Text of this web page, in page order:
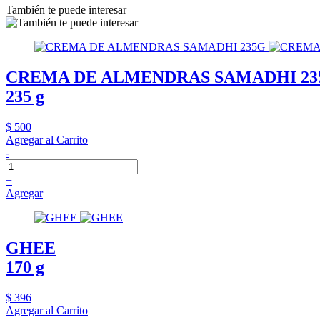
También te puede interesar
CREMA DE ALMENDRAS SAMADHI
235 g
$ 500
Agregar al Carrito
-
+
Agregar
GHEE
170 g
$ 396
Agregar al Carrito